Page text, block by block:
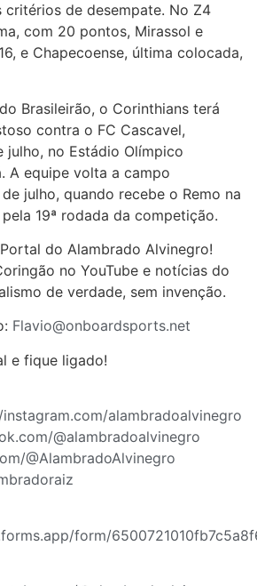
critérios de desempate. No Z4
com 20 pontos, Mirassol e
e Chapecoense, última colocada,
Brasileirão, o Corinthians terá
contra o FC Cascavel,
julho, no Estádio Olímpico
A equipe volta a campo
julho, quando recebe o Remo na
19ª rodada da competição.
do Alambrado Alvinegro!
no YouTube e notícias do
de verdade, sem invenção.
Flavio@onboardsports.net
e fique ligado!
alambradoalvinegro
@alambradoalvinegro
@AlambradoAlvinegro
form/